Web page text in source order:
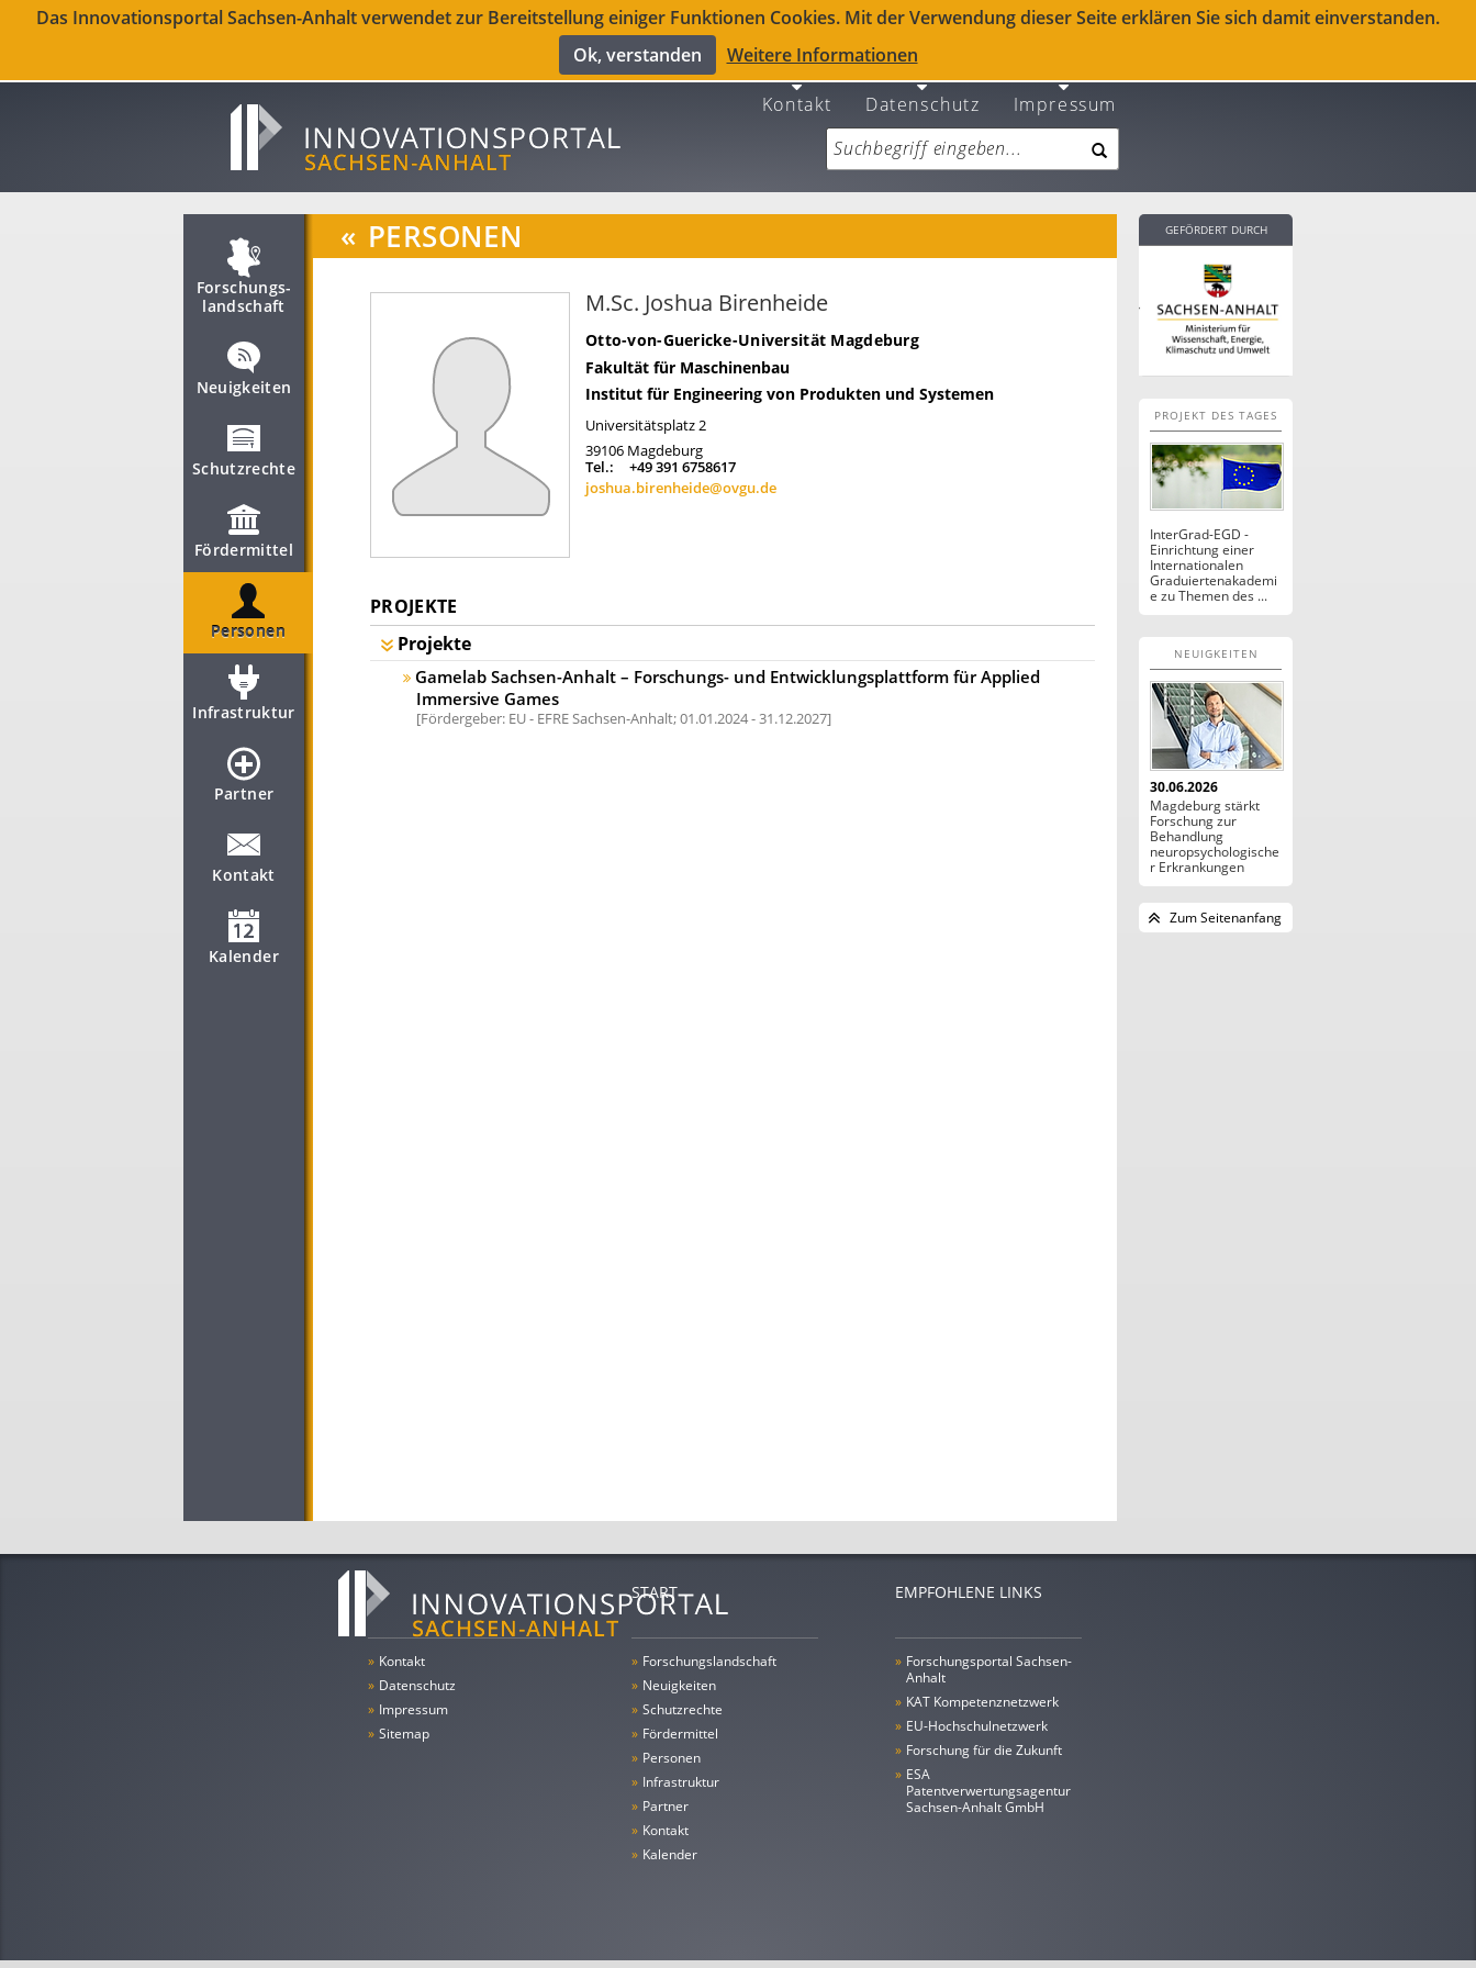
Das Innovationsportal Sachsen-Anhalt verwendet zur Bereitstellung einiger Funktionen Cookies. Mit der Verwendung dieser Seite erklären Sie sich damit einverstanden.
Ok, verstanden
Weitere Informationen
Kontakt Datenschutz Impressum
Forschungs­
landschaft
Neuigkeiten
Schutzrechte
Fördermittel
Personen
Infrastruktur
Partner
Kontakt
Kalender
« PERSONEN
M.Sc. Joshua Birenheide
Otto-von-Guericke-Universität Magdeburg
Fakultät für Maschinenbau
Institut für Engineering von Produkten und Systemen
Universitätsplatz 2
39106 Magdeburg
Tel.:
+49 391 6758617
joshua.birenheide@ovgu.de
PROJEKTE
Projekte
Gamelab Sachsen-Anhalt – Forschungs- und Entwicklungsplattform für Applied
Immersive Games
Fördergeber: EU - EFRE Sachsen-Anhalt;01.01.2024 - 31.12.2027
GEFÖRDERT DURCH
PROJEKT DES TAGES
InterGrad-EGD -
Einrichtung einer
Internationalen
Graduiertenakademi
e zu Themen des ...
NEUIGKEITEN
30.06.2026
Magdeburg stärkt
Forschung zur
Behandlung
neuropsychologische
r Erkrankungen
Zum Seitenanfang
» Kontakt
» Datenschutz
» Impressum
» Sitemap
START
» Forschungs­landschaft
» Neuigkeiten
» Schutzrechte
» Fördermittel
» Personen
» Infrastruktur
» Partner
» Kontakt
» Kalender
EMPFOHLENE LINKS
» Forschungsportal Sachsen-
Anhalt
» KAT Kompetenznetzwerk
» EU-Hochschulnetzwerk
» Forschung für die Zukunft
» ESA
Patentverwertungsagentur
Sachsen-Anhalt GmbH